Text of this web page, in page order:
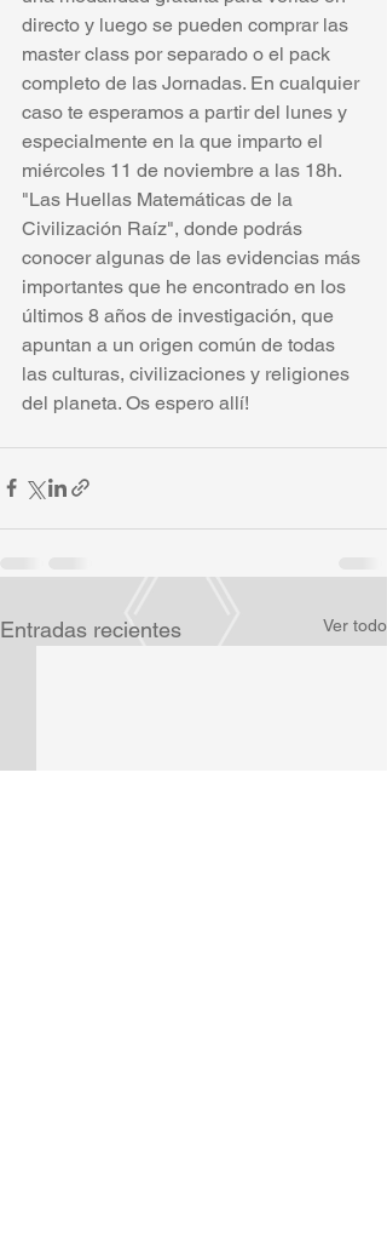
directo y luego se pueden comprar las
master class por separado o el pack
completo de las Jornadas. En cualquier
caso te esperamos a partir del lunes y
especialmente en la que imparto el
miércoles 11 de noviembre a las 18h.
"Las Huellas Matemáticas de la
Civilización Raíz", donde podrás
conocer algunas de las evidencias más
importantes que he encontrado en los
últimos 8 años de investigación, que
apuntan a un origen común de todas
las culturas, civilizaciones y religiones
del planeta. Os espero allí!
Entradas recientes Ver todo